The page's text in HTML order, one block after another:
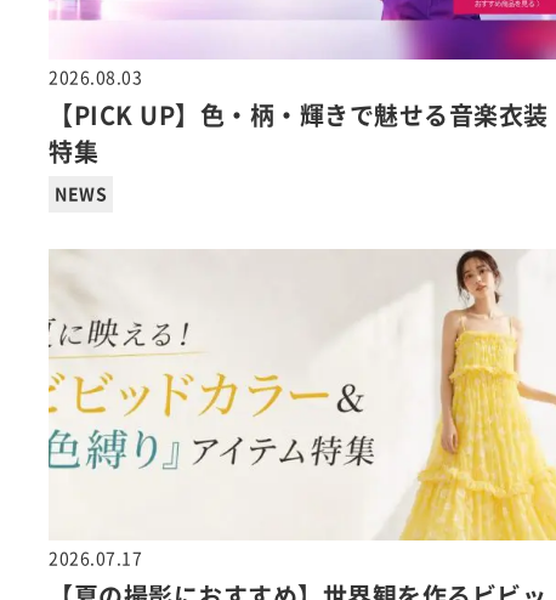
2026.08.03
【PICK UP】色・柄・輝きで魅せる音楽衣装
特集
NEWS
2026.07.17